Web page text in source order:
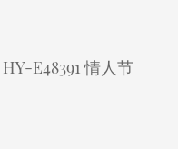
HY-E48391 情人节